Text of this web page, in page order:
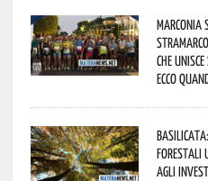
Marconia
che
Ecco
forestali
agli